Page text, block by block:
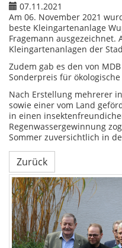
07.11.2021
Am 06. November 2021
beste Kleingartenanlage
Fragemann ausgezeichnet.
Kleingartenanlagen der
Zudem gab es den von
Sonderpreis für ökologische
Nach Erstellung mehrerer
sowie einer vom Land
in einen
Regenwassergewinnung
Sommer zuversichtlich in
Zurück